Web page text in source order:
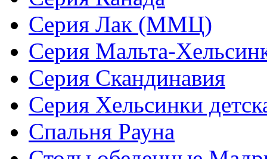
Серия Лак (ММЦ)
Серия Мальта-
Серия Скандинавия
Серия Хельсинки
Спальня Рауна